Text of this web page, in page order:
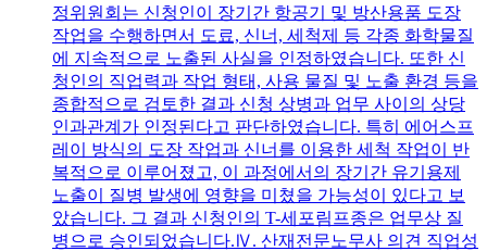
정위원회는 신청인이 장기간 항공기 및 방산용품 도장
작업을 수행하면서 도료, 신너, 세척제 등 각종 화학물질
에 지속적으로 노출된 사실을 인정하였습니다. 또한 신
청인의 직업력과 작업 형태, 사용 물질 및 노출 환경 등을
종합적으로 검토한 결과 신청 상병과 업무 사이의 상당
인과관계가 인정된다고 판단하였습니다. 특히 에어스프
레이 방식의 도장 작업과 신너를 이용한 세척 작업이 반
복적으로 이루어졌고, 이 과정에서의 장기간 유기용제
노출이 질병 발생에 영향을 미쳤을 가능성이 있다고 보
았습니다. 그 결과 신청인의 T-세포림프종은 업무상 질
병으로 승인되었습니다.Ⅳ. 산재전문노무사 의견 직업성